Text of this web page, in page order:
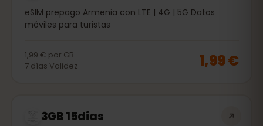
eSIM prepago Armenia con LTE | 4G | 5G Datos
móviles para turistas
1,99 € por GB
7 días Validez 1,99 €
3GB 15días